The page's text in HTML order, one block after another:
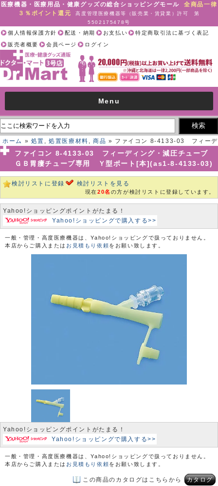
医療機器・医療用品・健康グッズの総合ショッピングモール全商品一律
３％ポイント還元
高度管理医療機器等（販売業・賃貸業）許可 第
5502175478号
個人情報保護方針 配送・納期 お支払い
特定商取引法に基づく表記
販売者概要
会員ページ ログイン
Menu
ホーム » 処置 ,処置医療材料 , 商品 » ファイコン 8-4133-03 フィーデ
ィング・減圧チューブ ＧＢ胃瘻チューブ専用 Ｙ型ポート[本](as1-8-
4133-03)
ファイコン 8-4133-03 フィーディング・減圧チューブ
ＧＢ胃瘻チューブ専用 Ｙ型ポート[本](as1-8-4133-03)
検討リストに登録 検討リストを見る
現在20名 の方が検討リストに登録しています。
Yahoo!ショッピングポイントがたまる！
Yahoo!ショッピングで購入する>>
一般・管理・高度医療機器は、Yahoo!ショッピングで扱っておりません。
本店からご購入または お見積もり依頼をお願い致します。
Yahoo!ショッピングポイントがたまる！
Yahoo!ショッピングで購入する>>
一般・管理・高度医療機器は、Yahoo!ショッピングで扱っておりません。
本店からご購入または お見積もり依頼をお願い致します。
この商品のカタログはこちらから カタログ